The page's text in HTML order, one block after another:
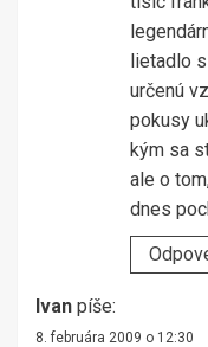
lietadlo
určenú
pokusy
kým sa
ale o
dnes
Ivan píše:
8. februára 2009 o 12:30